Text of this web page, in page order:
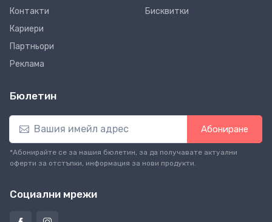
Контакти
Кариери
Партньори
Реклама
Бисквитки
Бюлетин
Абониране
*Абонирайте се за нашия бюлетин, за да получавате актуални
оферти за отстъпки, информация за нови продукти.
Социални мрежи